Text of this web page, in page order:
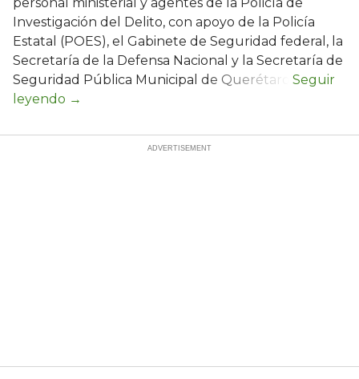
Investigación del Delito, con apoyo de la Policía
Estatal (POES), el Gabinete de Seguridad federal, la
Secretaría de la Defensa Nacional y la Secretaría de
Seguridad Pública Municipal de Querétaro.